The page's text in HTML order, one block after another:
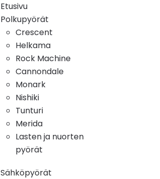
Etusivu
Polkupyörät
Crescent
Helkama
Rock Machine
Cannondale
Monark
Nishiki
Tunturi
Merida
Lasten ja nuorten
pyörät
Sähköpyörät